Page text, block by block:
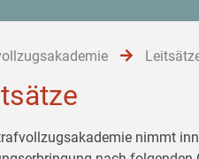
nimmt